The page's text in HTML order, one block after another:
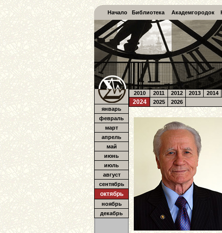
Начало Библиотека Академгородок
январь
февраль
март
апрель
май
июнь
июль
август
сентябрь
октябрь
ноябрь
декабрь
2010 2011 2012 2013 2014
2024 2025 2026